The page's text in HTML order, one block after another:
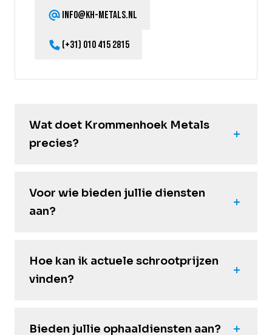
info@kh-metals.nl
(+31) 010 415 2815
Wat doet Krommenhoek Metals
precies?
Voor wie bieden jullie diensten
aan?
Hoe kan ik actuele schrootprijzen
vinden?
Bieden jullie ophaaldiensten aan?